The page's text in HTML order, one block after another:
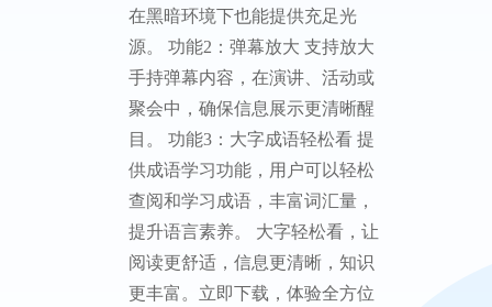
在黑暗环境下也能提供充足光
源。 功能2：弹幕放大 支持放大
手持弹幕内容，在演讲、活动或
聚会中，确保信息展示更清晰醒
目。 功能3：大字成语轻松看 提
供成语学习功能，用户可以轻松
查阅和学习成语，丰富词汇量，
提升语言素养。 大字轻松看，让
阅读更舒适，信息更清晰，知识
更丰富。立即下载，体验全方位